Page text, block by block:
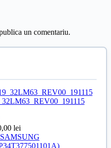
un comentariu.
lei